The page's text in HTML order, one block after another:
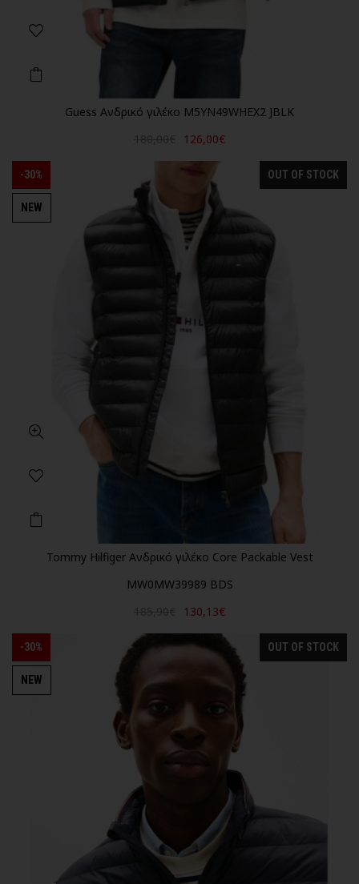
Guess Ανδρικό γιλέκο M5YN49WHEX2 JBLK
126,00€
-30% OUT OF STOCK
NEW
Tommy Hilfiger Ανδρικό γιλέκο Core Packable Vest
MW0MW39989 BDS
130,13€
-30% OUT OF STOCK
NEW